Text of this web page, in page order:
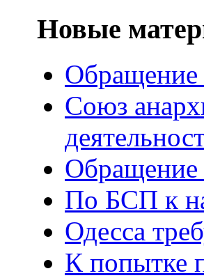
Новые
Союз
Обращение
По БСП к
Одесса
К попытке